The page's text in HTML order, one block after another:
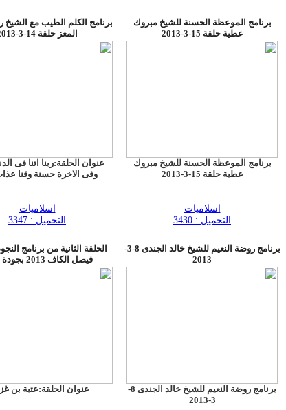
برنامج الموعظة الحسنة للشيخ مبروك
عطية حلقة 15-3-2013
برنامج الموعظة الحسنة للشيخ مبروك
عطية حلقة 15-3-2013
اسلاميات
التحميل : 3430
برنامج الكلم الطيب مع
المعز حلقة 14-3-2013
عنوان الحلقة:ربنا اتنا فى
وفى الاخرة حسنة وقنا عذاب
اسلاميات
التحميل : 3347
برنامج روضة النعيم للشيخ خالد الجندى 8-3-
2013
برنامج روضة النعيم للشيخ خالد الجندى 8-
3-2013
الحلقة الثانية من برنامج
فيصل الكاف 2013 بجودة عالية
عنوان الحلقة:عتبة بن